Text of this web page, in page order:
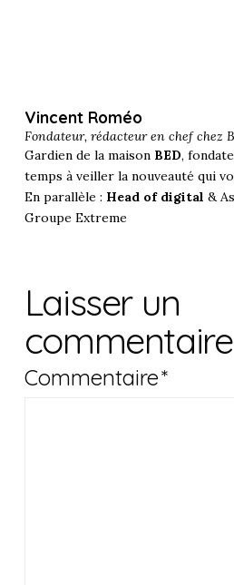
Vincent Roméo
Fondateur, rédacteur en chef chez
Gardien de la maison BED,
temps à veiller la nouveauté qui
En parallèle : Head of digital &
Groupe Extreme
Laisser un
commentaire
Commentaire*